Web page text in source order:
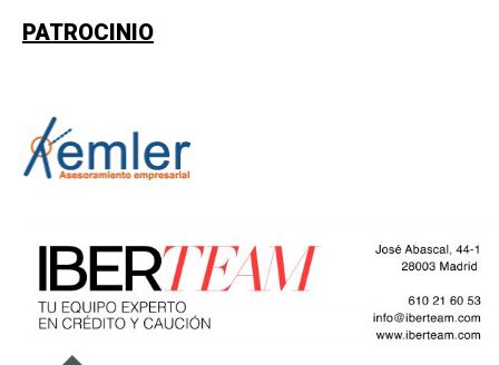
PATROCINIO